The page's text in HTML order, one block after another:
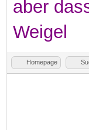
aber
Weigel
Homepage